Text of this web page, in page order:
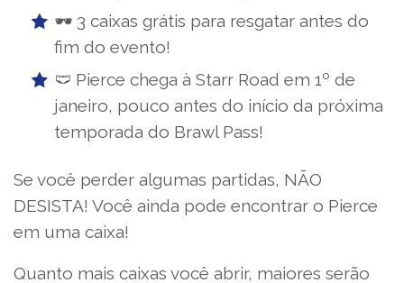
🕶️ 3 caixas grátis para resgatar antes do
fim do evento!
🩲 Pierce chega à Starr Road em 1º de
janeiro, pouco antes do início da próxima
temporada do Brawl Pass!
Se você perder algumas partidas, NÃO
DESISTA! Você ainda pode encontrar o Pierce
em uma caixa!
Quanto mais caixas você abrir, maiores serão